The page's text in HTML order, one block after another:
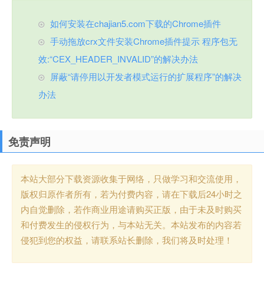
如何安装在chajian5.com下载的Chrome插件
手动拖放crx文件安装Chrome插件提示 程序包无
效:“CEX_HEADER_INVALID”的解决办法
屏蔽“请停用以开发者模式运行的扩展程序”的解决
办法
免责声明
本站大部分下载资源收集于网络，只做学习和交流使用，
版权归原作者所有，若为付费内容，请在下载后24小时之
内自觉删除，若作商业用途请购买正版，由于未及时购买
和付费发生的侵权行为，与本站无关。本站发布的内容若
侵犯到您的权益，请联系站长删除，我们将及时处理！